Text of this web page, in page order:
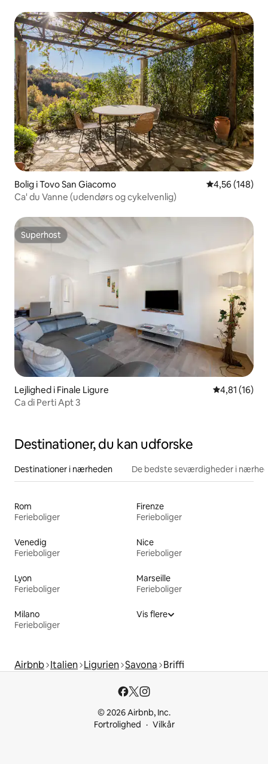
Bolig i Tovo San Giacomo 4,56 ud af 5 i
4,56 (148)
Ca' du Vanne (udendørs og cykelvenlig)
Superhost
Superhost
Lejlighed i Finale Ligure 4,81 ud af 5
4,81 (16)
Ca di Perti Apt 3
Destinationer, du kan udforske
Destinationer i nærheden De bedste seværdigheder i
Rom
Ferieboliger
Firenze
Ferieboliger
Venedig
Ferieboliger
Nice
Ferieboliger
Lyon
Ferieboliger
Marseille
Ferieboliger
Milano
Ferieboliger
Vis flere
Airbnb Italien Ligurien Savona Briffi
© 2026 Airbnb, Inc.
Fortrolighed
Vilkår